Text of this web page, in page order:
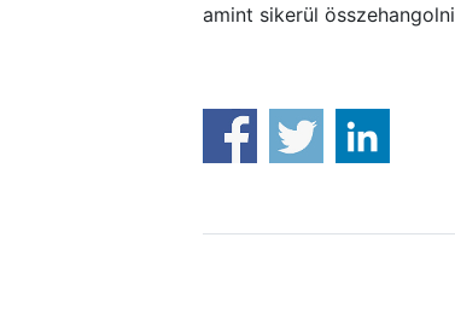
amint sikerül